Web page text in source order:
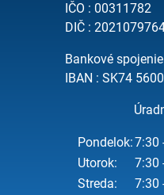
IČO : 00311782
DIČ :
Bankové
IBAN : SK74
Pondelok:7:30
Utorok:
7:30
Streda:
7:30